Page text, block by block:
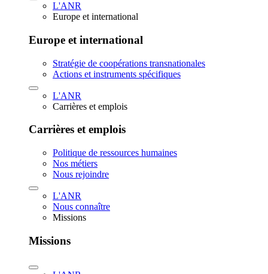
L'ANR
Europe et international
Europe et international
Stratégie de coopérations transnationales
Actions et instruments spécifiques
L'ANR
Carrières et emplois
Carrières et emplois
Politique de ressources humaines
Nos métiers
Nous rejoindre
L'ANR
Nous connaître
Missions
Missions